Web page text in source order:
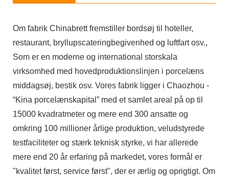
Om fabrik Chinabrett fremstiller bordsøj til hoteller,
restaurant, bryllupscateringbegivenhed og luftfart osv.,
Som er en moderne og international storskala
virksomhed med hovedproduktionslinjen i porcelæns
middagsøj, bestik osv. Vores fabrik ligger i Chaozhou -
“Kina porcelænskapital” med et samlet areal på op til
15000 kvadratmeter og mere end 300 ansatte og
omkring 100 millioner årlige produktion, veludstyrede
testfaciliteter og stærk teknisk styrke, vi har allerede
mere end 20 år erfaring på markedet, vores formål er
"kvalitet først, service først", der er ærlig og oprigtigt. Om